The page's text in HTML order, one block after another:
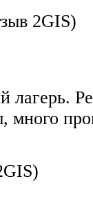
2GIS)
лагерь.
много